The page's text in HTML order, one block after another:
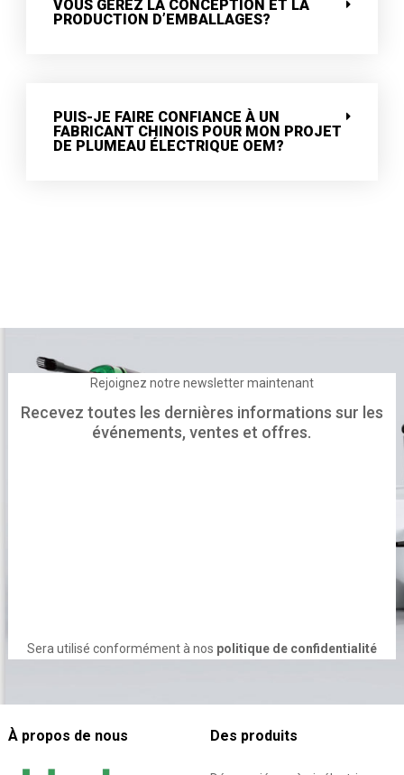
VOUS GÉREZ LA CONCEPTION ET LA
PRODUCTION D’EMBALLAGES?
PUIS-JE FAIRE CONFIANCE À UN
FABRICANT CHINOIS POUR MON PROJET
DE PLUMEAU ÉLECTRIQUE OEM?
Rejoignez notre newsletter maintenant
Recevez toutes les dernières informations sur les
événements, ventes et offres.
Sera utilisé conformément à nos politique de confidentialité
À propos de nous Des produits